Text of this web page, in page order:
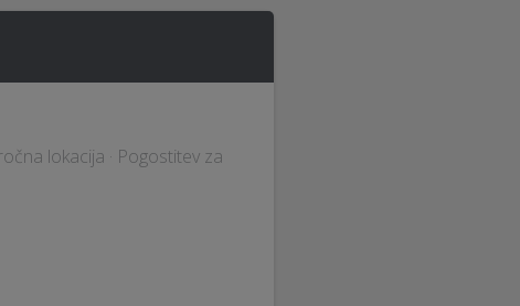
lokacija · Pogostitev za